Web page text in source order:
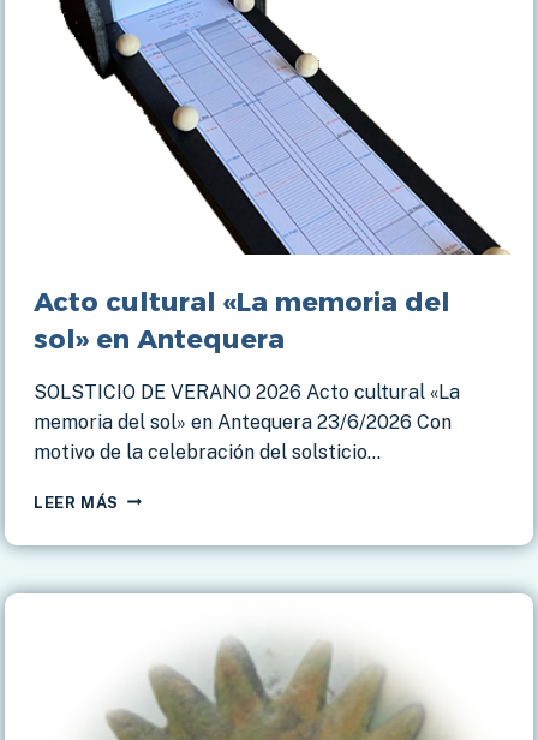
Acto cultural «La memoria del
sol» en Antequera
SOLSTICIO DE VERANO 2026 Acto cultural «La
memoria del sol» en Antequera 23/6/2026 Con
motivo de la celebración del solsticio…
LEER MÁS ACTO
«LA
DEL
ANTEQUERA